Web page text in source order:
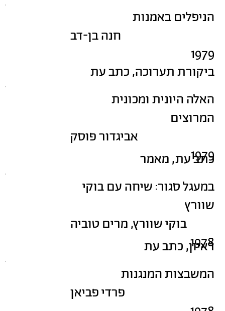
הניפלים באמנות
חנה בן-דב
1979
ביקורת תערוכה, כתב עת
האלה היונית ומכונית
המרוצים
אביגדור פוסק
1979
כתב עת, מאמר
במעגל סגור: שיחה עם בוקי
שוורץ
בוקי שוורץ, מרים טוביה
1978
ראיון, כתב עת
המשבצות המנגנות
פרדי פביאן